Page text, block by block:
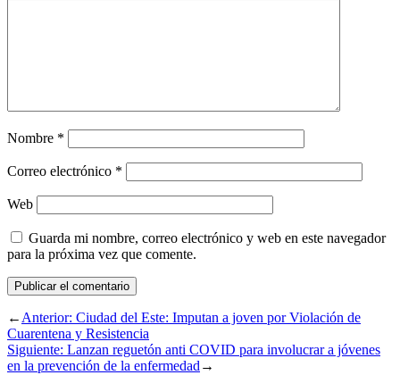
Nombre *
Correo electrónico *
Web
Guarda mi nombre, correo electrónico y web en este navegador
para la próxima vez que comente.
←Anterior: Ciudad del Este: Imputan a joven por Violación de
Cuarentena y Resistencia
Siguiente: Lanzan reguetón anti COVID para involucrar a jóvenes
en la prevención de la enfermedad→